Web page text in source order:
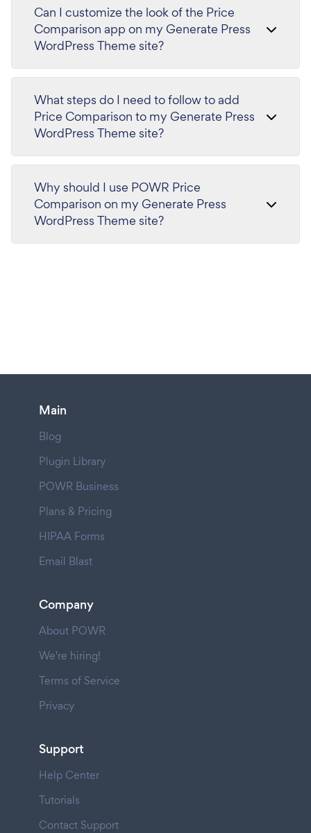
Can I customize the look of the Price
Comparison app on my Generate Press
WordPress Theme site?
What steps do I need to follow to add
Price Comparison to my Generate Press
WordPress Theme site?
Why should I use POWR Price
Comparison on my Generate Press
WordPress Theme site?
Main
Blog
Plugin Library
POWR Business
Plans & Pricing
HIPAA Forms
Email Blast
Company
About POWR
We're hiring!
Terms of Service
Privacy
Support
Help Center
Tutorials
Contact Support